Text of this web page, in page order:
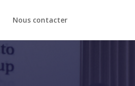
Nous contacter